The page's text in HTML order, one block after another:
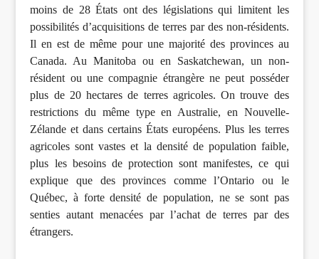
moins de 28 États ont des législations qui limitent les
possibilités d’acquisitions de terres par des non-résidents.
Il en est de même pour une majorité des provinces au
Canada. Au Manitoba ou en Saskatchewan, un non-
résident ou une compagnie étrangère ne peut posséder
plus de 20 hectares de terres agricoles. On trouve des
restrictions du même type en Australie, en Nouvelle-
Zélande et dans certains États européens. Plus les terres
agricoles sont vastes et la densité de population faible,
plus les besoins de protection sont manifestes, ce qui
explique que des provinces comme l’Ontario ou le
Québec, à forte densité de population, ne se sont pas
senties autant menacées par l’achat de terres par des
étrangers.